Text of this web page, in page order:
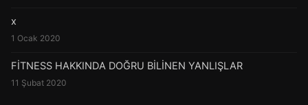
x
1 Ocak 2020
FİTNESS HAKKINDA DOĞRU BİLİNEN YANLIŞLAR
11 Şubat 2020